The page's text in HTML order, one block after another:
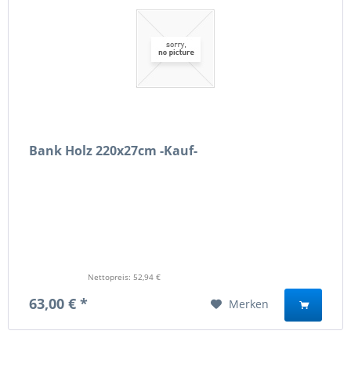
Bank Holz 220x27cm -Kauf-
63,00 € *
Nettopreis: 52,94 €
Merken